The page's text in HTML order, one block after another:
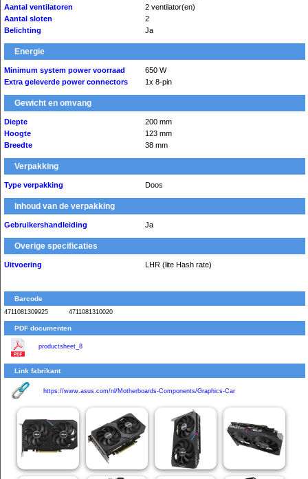
Aantal ventilatoren
2 ventilator(en)
Aantal sloten
2
Belichting
Ja
Energie
Minimum system power voorraad
650 W
Extra geleverde power connectors
1x 8-pin
Gewicht en omvang
Diepte
200 mm
Hoogte
123 mm
Breedte
38 mm
Verpakking
Type verpakking Doos
Inhoud van de verpakking
Gebruikershandleiding Ja
Overige specificaties
Uitvoering LHR (lite Hash rate)
Barcode
4711081309925 4711081310020
PDF documenten
productsheet_8
Link fabrikant
https://www.asus.com/nl/Motherboards-Components/Graphics-Car